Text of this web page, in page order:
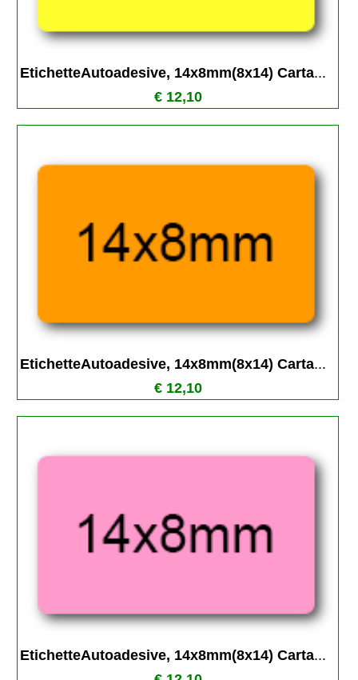
EtichetteAutoadesive, 14x8mm(8x14) Carta...
€ 12,10
EtichetteAutoadesive, 14x8mm(8x14) Carta...
€ 12,10
EtichetteAutoadesive, 14x8mm(8x14) Carta...